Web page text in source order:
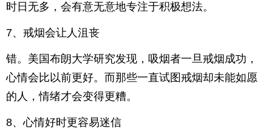
时日无多，会有意无意地专注于积极想法。
7、戒烟会让人沮丧
错。美国布朗大学研究发现，吸烟者一旦戒烟成功，
心情会比以前更好。而那些一直试图戒烟却未能如愿
的人，情绪才会变得更糟。
8、心情好时更容易迷信